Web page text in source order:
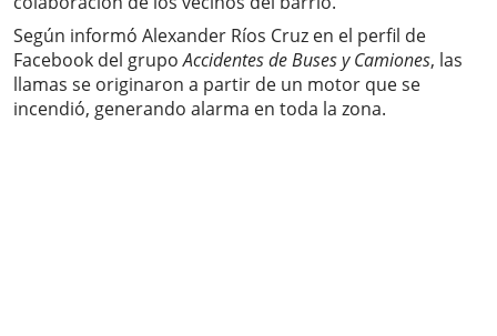
Según informó Alexander Ríos Cruz en el perfil de
Facebook del grupoAccidentes de Buses y Camiones, las
llamas se originaron a partir de un motor que se
incendió, generando alarma en toda la zona.